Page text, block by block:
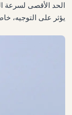
الحد الأقصى لسرعة
يؤثر على التوجيه،